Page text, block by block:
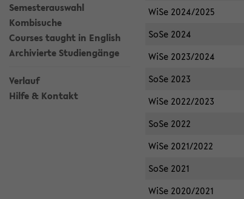
Semesterauswahl
Kombisuche
Courses taught in English
Archivierte Studiengänge
Verlauf
Hilfe & Kontakt
WiSe 2024/2025
SoSe 2024
WiSe 2023/2024
SoSe 2023
WiSe 2022/2023
SoSe 2022
WiSe 2021/2022
SoSe 2021
WiSe 2020/2021